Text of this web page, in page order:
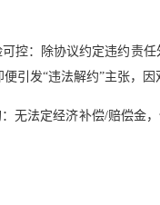
控：除协议约定违约责
引发“违法解约”主张，
无法定经济补偿/赔偿金